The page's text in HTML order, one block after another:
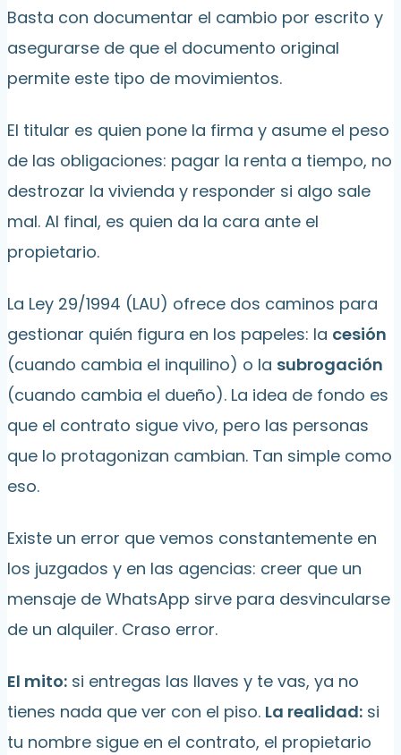
Basta con documentar el cambio por escrito y
asegurarse de que el documento original
permite este tipo de movimientos.
El titular es quien pone la firma y asume el peso
de las obligaciones: pagar la renta a tiempo, no
destrozar la vivienda y responder si algo sale
mal. Al final, es quien da la cara ante el
propietario.
La Ley 29/1994 (LAU) ofrece dos caminos para
gestionar quién figura en los papeles: la cesión
(cuando cambia el inquilino) o la subrogación
(cuando cambia el dueño). La idea de fondo es
que el contrato sigue vivo, pero las personas
que lo protagonizan cambian. Tan simple como
eso.
Existe un error que vemos constantemente en
los juzgados y en las agencias: creer que un
mensaje de WhatsApp sirve para desvincularse
de un alquiler. Craso error.
El mito: si entregas las llaves y te vas, ya no
tienes nada que ver con el piso. La realidad: si
tu nombre sigue en el contrato, el propietario